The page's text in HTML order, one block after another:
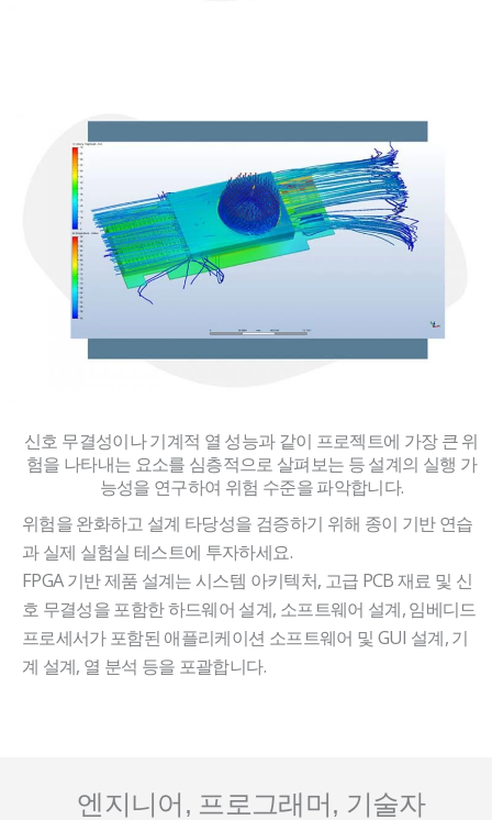
신호 무결성이나 기계적 열 성능과 같이 프로젝트에 가장 큰 위
험을 나타내는 요소를 심층적으로 살펴보는 등 설계의 실행 가
능성을 연구하여 위험 수준을 파악합니다.
위험을 완화하고 설계 타당성을 검증하기 위해 종이 기반 연습
과 실제 실험실 테스트에 투자하세요.
FPGA 기반 제품 설계는 시스템 아키텍처, 고급 PCB 재료 및 신
호 무결성을 포함한 하드웨어 설계, 소프트웨어 설계, 임베디드
프로세서가 포함된 애플리케이션 소프트웨어 및 GUI 설계, 기
계 설계, 열 분석 등을 포괄합니다.
엔지니어, 프로그래머, 기술자